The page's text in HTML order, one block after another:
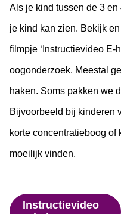
Als je kind tussen de 3
je kind kan zien. Bekijk
filmpje ‘Instructievideo E-
oogonderzoek. Meestal
haken. Soms pakken we
Bijvoorbeeld bij kinderen
korte concentratieboog
moeilijk vinden.
Instructievideo